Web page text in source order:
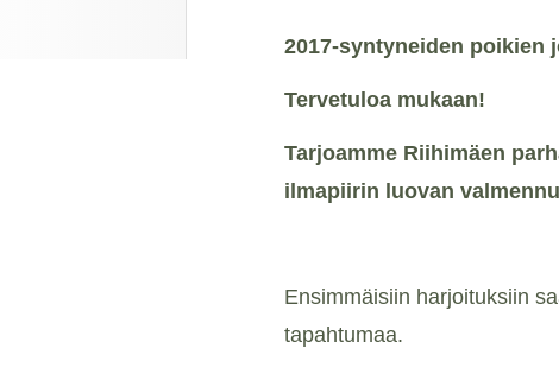
2017-syntyneiden poikien
Tervetuloa mukaan!
Tarjoamme Riihimäen
ilmapiirin luovan
Ensimmäisiin harjoituksiin
tapahtumaa.